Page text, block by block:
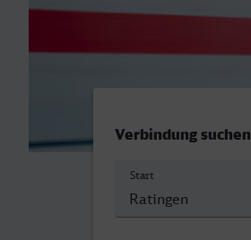
Verbindung suchen
Start